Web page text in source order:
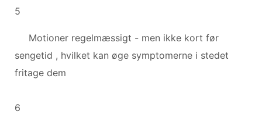
5
Motioner regelmæssigt - men ikke kort før
sengetid , hvilket kan øge symptomerne i stedet
fritage dem
6